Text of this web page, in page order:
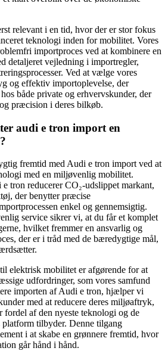
relevant i en tid, hvor der er stor fokus
teknologi inden for mobilitet. Vores
importproces ved at kombinere en
detaljeret vejledning i importregler,
Ved at vælge vores
og effektiv importoplevelse, der
både private og erhvervskunder, der
præcision i deres bilkøb.
audi e tron import en
fremtid med Audi e tron import ved at
med en miljøvenlig mobilitet.
tron reducerer CO₂-udslippet markant,
der benytter præcise
enkel og gennemsigtig.
service sikrer vi, at du får et komplet
hvilket fremmer en ansvarlig og
der er i tråd med de bæredygtige mål,
elektrisk mobilitet er afgørende for at
udfordringer, som vores samfund
importen af Audi e tron, hjælper vi
med at reducere deres miljøaftryk,
fordel af den nyeste teknologi og de
tilbyder. Denne tilgang
i at skabe en grønnere fremtid, hvor
går hånd i hånd.